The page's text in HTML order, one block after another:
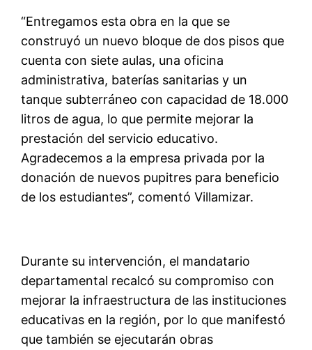
“Entregamos esta obra en la que se
construyó un nuevo bloque de dos pisos que
cuenta con siete aulas, una oficina
administrativa, baterías sanitarias y un
tanque subterráneo con capacidad de 18.000
litros de agua, lo que permite mejorar la
prestación del servicio educativo.
Agradecemos a la empresa privada por la
donación de nuevos pupitres para beneficio
de los estudiantes”, comentó Villamizar.
Durante su intervención, el mandatario
departamental recalcó su compromiso con
mejorar la infraestructura de las instituciones
educativas en la región, por lo que manifestó
que también se ejecutarán obras